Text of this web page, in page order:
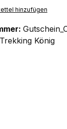
hinzufügen
Trekking König